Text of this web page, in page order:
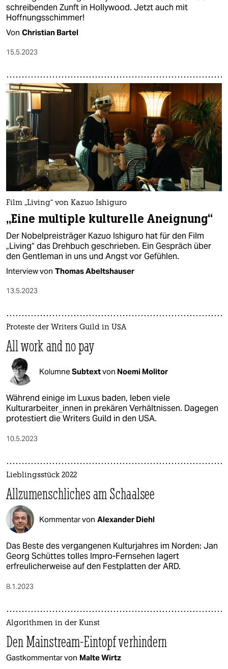
schreibenden Zunft in Hollywood. Jetzt auch mit
Hoffnungsschimmer!
Von Christian Bartel
15.5.2023
Film „Living“ von Kazuo Ishiguro
„Eine multiple kulturelle Aneignung“
Der Nobelpreisträger Kazuo Ishiguro hat für den Film
„Living“ das Drehbuch geschrieben. Ein Gespräch über
den Gentleman in uns und Angst vor Gefühlen.
Interview von Thomas Abeltshauser
13.5.2023
Proteste der Writers Guild in USA
All work and no pay
KolumneSubtextvon Noemi Molitor
Während einige im Luxus baden, leben viele
Kulturarbeiter_innen in prekären Verhältnissen. Dagegen
protestiert die Writers Guild in den USA.
10.5.2023
Lieblingsstück 2022
Allzumenschliches am Schaalsee
Kommentar von Alexander Diehl
Das Beste des vergangenen Kulturjahres im Norden: Jan
Georg Schüttes tolles Impro-Fernsehen lagert
erfreulicherweise auf den Festplatten der ARD.
8.1.2023
Algorithmen in der Kunst
Den Mainstream-Eintopf verhindern
Gastkommentar von Malte Wirtz